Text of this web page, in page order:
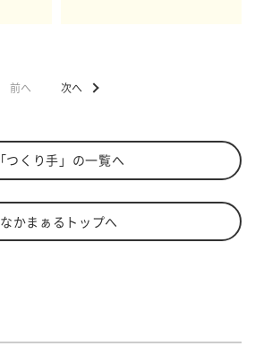
前へ 次へ
「つくり手」の一覧へ
なかまぁるトップへ